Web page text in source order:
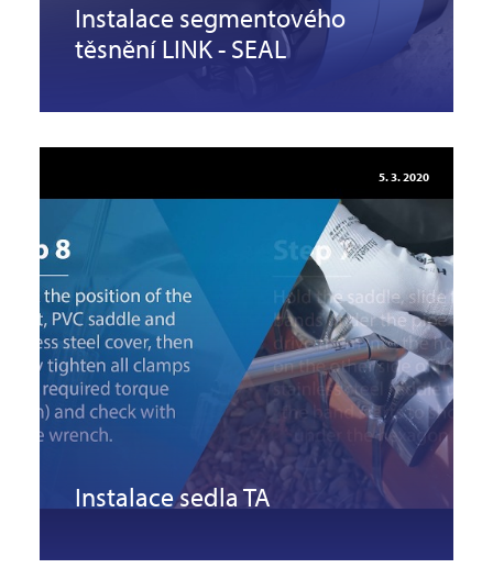
Instalace segmentového
těsnění LINK - SEAL
5. 3. 2020
Instalace sedla TA